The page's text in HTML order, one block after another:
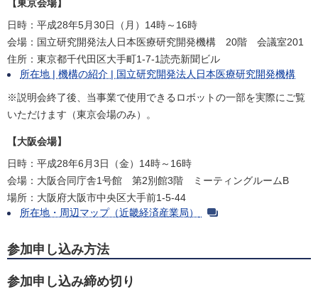
【東京会場】
日時：平成28年5月30日（月）14時～16時
会場：国立研究開発法人日本医療研究開発機構 20階 会議室201
住所：東京都千代田区大手町1-7-1読売新聞ビル
所在地 | 機構の紹介 | 国立研究開発法人日本医療研究開発機構
※説明会終了後、当事業で使用できるロボットの一部を実際にご覧
いただけます（東京会場のみ）。
【大阪会場】
日時：平成28年6月3日（金）14時～16時
会場：大阪合同庁舎1号館 第2別館3階 ミーティングルームB
場所：大阪府大阪市中央区大手前1-5-44
所在地・周辺マップ（近畿経済産業局）
参加申し込み方法
参加申し込み締め切り